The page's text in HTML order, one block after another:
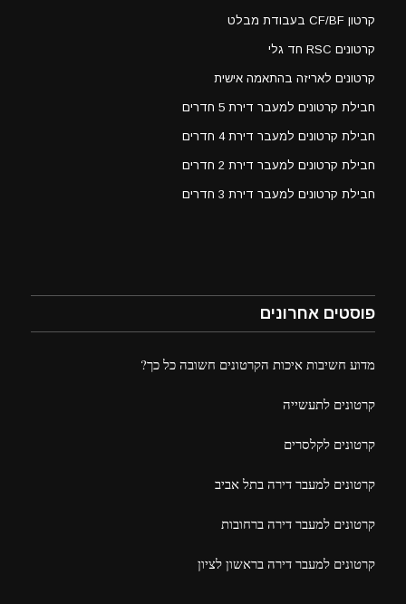
קרטון CF/BF בעבודת מבלט
קרטונים RSC חד גלי
קרטונים לאריזה בהתאמה אישית
חבילת קרטונים למעבר דירת 5 חדרים
חבילת קרטונים למעבר דירת 4 חדרים
חבילת קרטונים למעבר דירת 2 חדרים
חבילת קרטונים למעבר דירת 3 חדרים
פוסטים אחרונים
מדוע חשיבות איכות הקרטונים חשובה כל כך?
קרטונים לתעשייה
קרטונים לקלסרים
קרטונים למעבר דירה בתל אביב
קרטונים למעבר דירה ברחובות
קרטונים למעבר דירה בראשון לציון